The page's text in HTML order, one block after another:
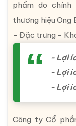
phẩm do chính
thương hiệu Ong
- Đặc trưng -
- Lợi
- Lợi
- Lợi
Công ty Cổ